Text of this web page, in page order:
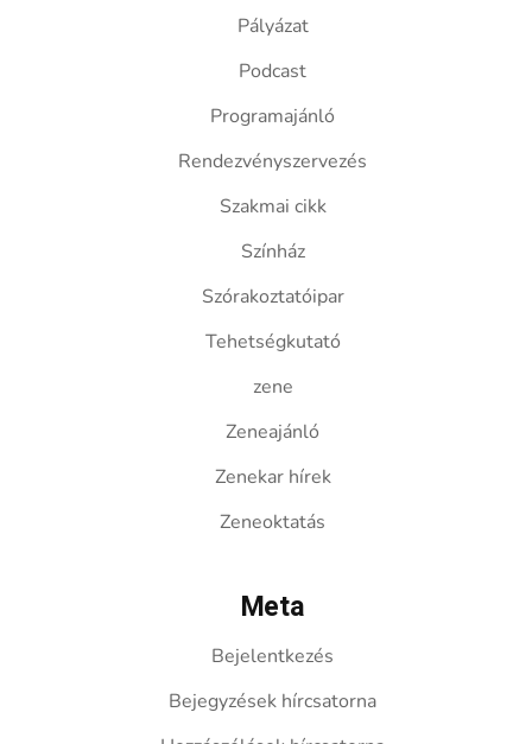
Pályázat
Podcast
Programajánló
Rendezvényszervezés
Szakmai cikk
Színház
Szórakoztatóipar
Tehetségkutató
zene
Zeneajánló
Zenekar hírek
Zeneoktatás
Meta
Bejelentkezés
Bejegyzések hírcsatorna